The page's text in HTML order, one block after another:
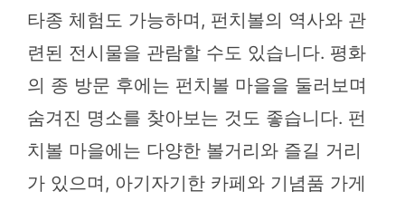
타종 체험도 가능하며, 펀치볼의 역사와 관
련된 전시물을 관람할 수도 있습니다. 평화
의 종 방문 후에는 펀치볼 마을을 둘러보며
숨겨진 명소를 찾아보는 것도 좋습니다. 펀
치볼 마을에는 다양한 볼거리와 즐길 거리
가 있으며, 아기자기한 카페와 기념품 가게